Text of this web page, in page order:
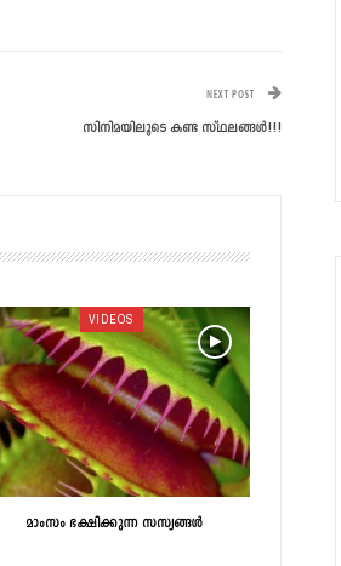
NEXT POST
സിനിമയിലൂടെ കണ്ട സ്ഥലങ്ങള്‍!!!
VIDEOS
മാംസം ഭക്ഷിക്കുന്ന സസ്യങ്ങള്‍